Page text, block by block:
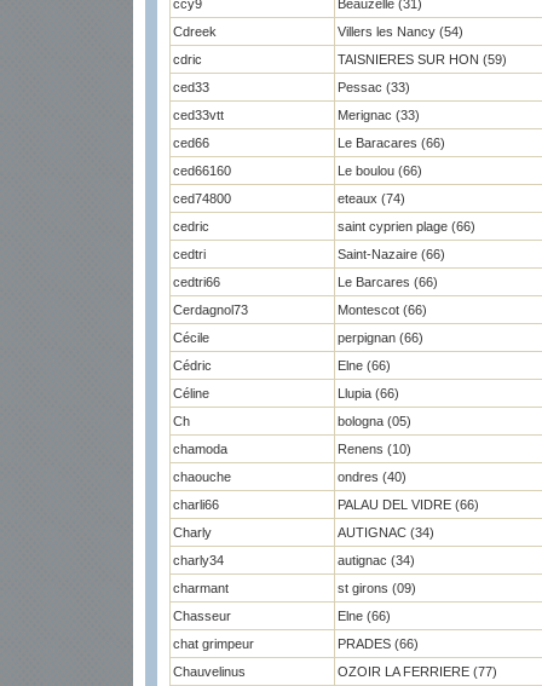
ccy9
Beauzelle (31)
Cdreek
Villers les Nancy (54)
cdric
TAISNIERES SUR HON (59)
ced33
Pessac (33)
ced33vtt
Merignac (33)
ced66
Le Baracares (66)
ced66160
Le boulou (66)
ced74800
eteaux (74)
cedric
saint cyprien plage (66)
cedtri
Saint-Nazaire (66)
cedtri66
Le Barcares (66)
Cerdagnol73
Montescot (66)
Cécile
perpignan (66)
Cédric
Elne (66)
Céline
Llupia (66)
Ch
bologna (05)
chamoda
Renens (10)
chaouche
ondres (40)
charli66
PALAU DEL VIDRE (66)
Charly
AUTIGNAC (34)
charly34
autignac (34)
charmant
st girons (09)
Chasseur
Elne (66)
chat grimpeur
PRADES (66)
Chauvelinus
OZOIR LA FERRIERE (77)